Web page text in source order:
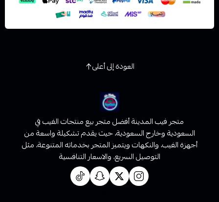
العودة إلى أعلى
متجر فيب المدينة أفضل متجر بيع منتجات الفيب في
السعودية وخارج السعودية، حيث يقدم تشكيلة واسعة من
أجهزة الفيب، والنكهات ويتميز المتجر بخدماته المتنوعة، مثل
التوصيل السريع، والاسعار التنافسية